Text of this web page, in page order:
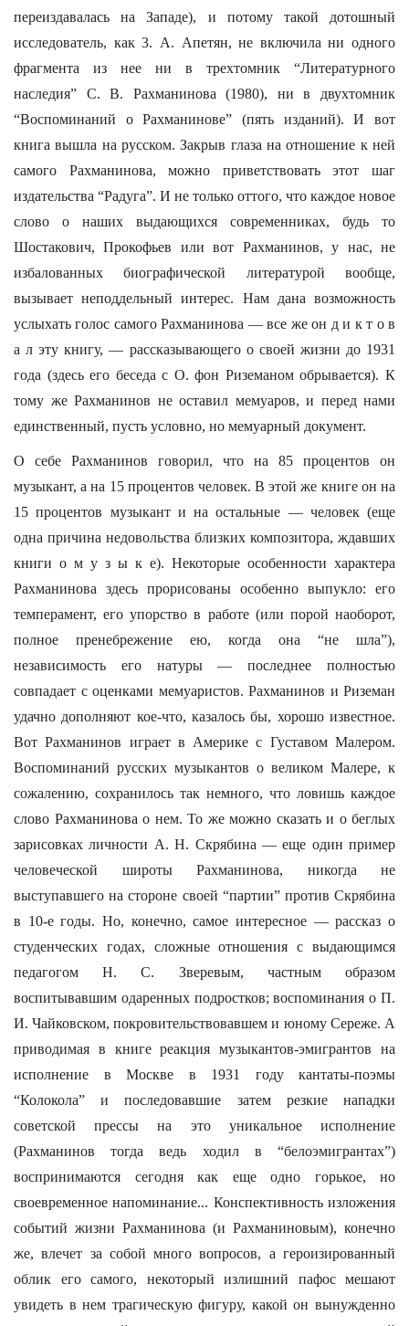
переиздавалась на Западе), и потому такой дотошный
исследователь, как 3. А. Апетян, не включила ни одного
фрагмента из нее ни в трехтомник “Литературного
наследия” С. В. Рахманинова (1980), ни в двухтомник
“Воспоминаний о Рахманинове” (пять изданий). И вот
книга вышла на русском. Закрыв глаза на отношение к ней
самого Рахманинова, можно приветствовать этот шаг
издательства “Радуга”. И не только оттого, что каждое новое
слово о наших выдающихся современниках, будь то
Шостакович, Прокофьев или вот Рахманинов, у нас, не
избалованных биографической литературой вообще,
вызывает неподдельный интерес. Нам дана возможность
услыхать голос самого Рахманинова — все же он д и к т о в
а л эту книгу, — рассказывающего о своей жизни до 1931
года (здесь его беседа с О. фон Риземаном обрывается). К
тому же Рахманинов не оставил мемуаров, и перед нами
единственный, пусть условно, но мемуарный документ.
О себе Рахманинов говорил, что на 85 процентов он
музыкант, а на 15 процентов человек. В этой же книге он на
15 процентов музыкант и на остальные — человек (еще
одна причина недовольства близких композитора, ждавших
книги о м у з ы к е). Некоторые особенности характера
Paxманинова здесь прорисованы особенно выпукло: его
темперамент, его упорство в работе (или порой наоборот,
полное пренебрежение ею, когда она “не шла”),
независимость его натуры — последнее полностью
совпадает с оценками мемуаристов. Рахманинов и Риземан
удачно дополняют кое-что, казалось бы, хорошо известное.
Вот Рахманинов играет в Америке с Густавом Малером.
Воспоминаний русских музыкантов о великом Малере, к
сожалению, сохранилось так немного, что ловишь каждое
слово Рахманинова о нем. То же можно сказать и о беглых
зарисовках личности А. Н. Скрябина — еще один пример
человеческой широты Рахманинова, никогда не
выступавшего на стороне своей “партии” против Скрябина
в 10-е годы. Но, конечно, самое интересное — рассказ о
студенческих годах, сложные отношения с выдающимся
педагогом Н. С. Зверевым, частным образом
воспитывавшим одаренных подростков; воспоминания о П.
И. Чайковском, покровительствовавшем и юному Сереже. А
приводимая в книге реакция музыкантов-эмигрантов на
исполнение в Москве в 1931 году кантаты-поэмы
“Колокола” и последовавшие затем резкие нападки
советской прессы на это уникальное исполнение
(Рахманинов тогда ведь ходил в “белоэмигрантах”)
воспринимаются сегодня как еще одно горькое, но
своевременное напоминание... Конспективность изложения
событий жизни Рахманинова (и Рахманиновым), конечно
же, влечет за собой много вопросов, а героизированный
облик его самого, некоторый излишний пафос мешают
увидеть в нем трагическую фигуру, какой он вынужденно